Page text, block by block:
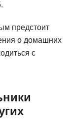
предстоит
о домашних
с